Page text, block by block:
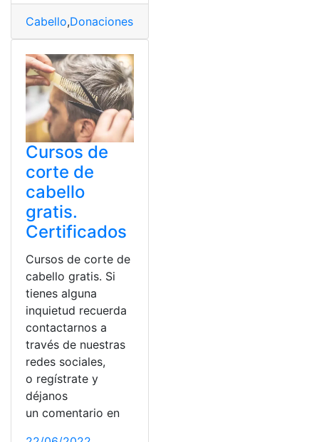
Cabello,Donaciones
Cursos de
corte de
cabello
gratis.
Certificados
Cursos de corte de
cabello gratis. Si
tienes alguna
inquietud recuerda
contactarnos a
través de nuestras
redes sociales,
o regístrate y
déjanos
un comentario en